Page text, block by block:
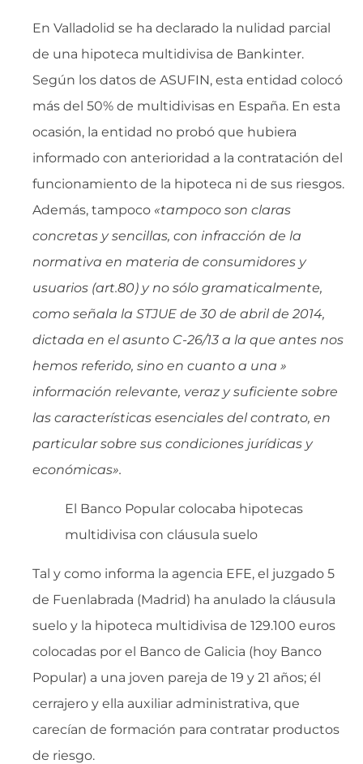
En Valladolid se ha declarado la nulidad parcial
de una hipoteca multidivisa de Bankinter.
Según los datos de ASUFIN, esta entidad colocó
más del 50% de multidivisas en España. En esta
ocasión, la entidad no probó que hubiera
informado con anterioridad a la contratación del
funcionamiento de la hipoteca ni de sus riesgos.
Además, tampoco «tampoco son claras
concretas y sencillas, con infracción de la
normativa en materia de consumidores y
usuarios (art.80) y no sólo gramaticalmente,
como señala la STJUE de 30 de abril de 2014,
dictada en el asunto C-26/13 a la que antes nos
hemos referido, sino en cuanto a una »
información relevante, veraz y suficiente sobre
las características esenciales del contrato, en
particular sobre sus condiciones jurídicas y
económicas».
El Banco Popular colocaba hipotecas
multidivisa con cláusula suelo
Tal y como informa la agencia EFE, el juzgado 5
de Fuenlabrada (Madrid) ha anulado la cláusula
suelo y la hipoteca multidivisa de 129.100 euros
colocadas por el Banco de Galicia (hoy Banco
Popular) a una joven pareja de 19 y 21 años; él
cerrajero y ella auxiliar administrativa, que
carecían de formación para contratar productos
de riesgo.